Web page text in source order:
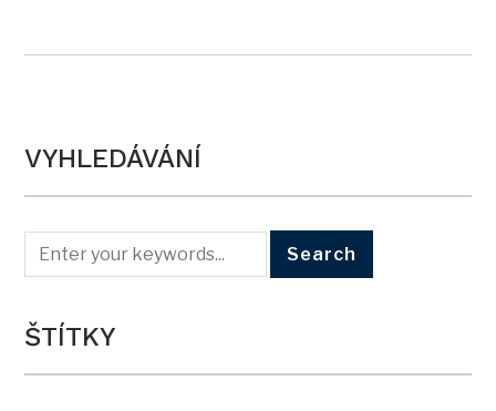
VYHLEDÁVÁNÍ
ŠTÍTKY